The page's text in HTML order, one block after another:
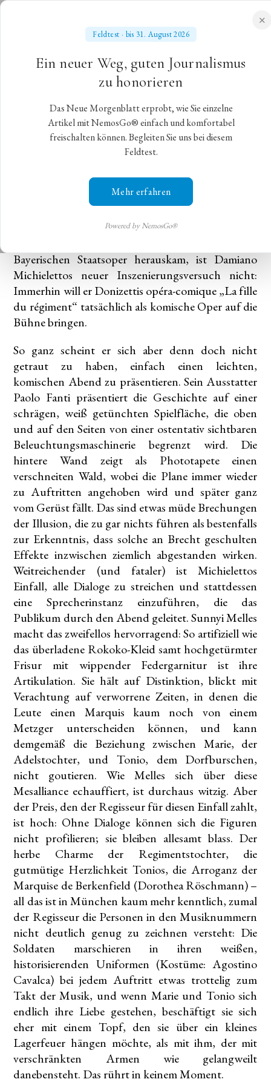
NEUES MORGENBLATT
für gebildete Stände
✕
Feldtest · bis 31. August 2026
Ein neuer Weg, guten Journalismus
zu honorieren
Das Neue Morgenblatt erprobt, wie Sie einzelne
Artikel mit NemosGo® einfach und komfortabel
freischalten können. Begleiten Sie uns bei diesem
Feldtest.
Mehr erfahren
Powered by NemosGo®
Blässlich
„La fille du régiment“ an der Bayerischen
22. Dezember 2024 Christian Gohlke
Das Erfreulichste gleich vorweg: So schlimm wie
Bayerischen Staatsoper herauskam, ist Damiano
Michielettos neuer Inszenierungsversuch nicht:
Immerhin will er Donizettis opéra-comique „La fille
du régiment“ tatsächlich als komische Oper auf die
Bühne bringen.
So ganz scheint er sich aber denn doch nicht
getraut zu haben, einfach einen leichten,
komischen Abend zu präsentieren. Sein Ausstatter
Paolo Fanti präsentiert die Geschichte auf einer
schrägen, weiß getünchten Spielfläche, die oben
und auf den Seiten von einer ostentativ sichtbaren
Beleuchtungsmaschinerie begrenzt wird. Die
hintere Wand zeigt als Phototapete einen
verschneiten Wald, wobei die Plane immer wieder
zu Auftritten angehoben wird und später ganz
vom Gerüst fällt. Das sind etwas müde Brechungen
der Illusion, die zu gar nichts führen als bestenfalls
zur Erkenntnis, dass solche an Brecht geschulten
Effekte inzwischen ziemlich abgestanden wirken.
Weitreichender (und fataler) ist Michielettos
Einfall, alle Dialoge zu streichen und stattdessen
eine Sprecherinstanz einzuführen, die das
Publikum durch den Abend geleitet. Sunnyi Melles
macht das zweifellos hervorragend: So artifiziell wie
das überladene Rokoko-Kleid samt hochgetürmter
Frisur mit wippender Federgarnitur ist ihre
Artikulation. Sie hält auf Distinktion, blickt mit
Verachtung auf verworrene Zeiten, in denen die
Leute einen Marquis kaum noch von einem
Metzger unterscheiden können, und kann
demgemäß die Beziehung zwischen Marie, der
Adelstochter, und Tonio, dem Dorfburschen,
nicht goutieren. Wie Melles sich über diese
Mesalliance echauffiert, ist durchaus witzig. Aber
der Preis, den der Regisseur für diesen Einfall zahlt,
ist hoch: Ohne Dialoge können sich die Figuren
nicht profilieren; sie bleiben allesamt blass. Der
herbe Charme der Regimentstochter, die
gutmütige Herzlichkeit Tonios, die Arroganz der
Marquise de Berkenfield (Dorothea Röschmann) –
all das ist in München kaum mehr kenntlich, zumal
der Regisseur die Personen in den Musiknummern
nicht deutlich genug zu zeichnen versteht: Die
Soldaten marschieren in ihren weißen,
historisierenden Uniformen (Kostüme: Agostino
Cavalca) bei jedem Auftritt etwas trottelig zum
Takt der Musik, und wenn Marie und Tonio sich
endlich ihre Liebe gestehen, beschäftigt sie sich
eher mit einem Topf, den sie über ein kleines
Lagerfeuer hängen möchte, als mit ihm, der mit
verschränkten Armen wie gelangweilt
danebensteht. Das rührt in keinem Moment.